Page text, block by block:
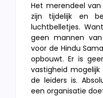
Het merendeel
zijn tijdelijk en
luchtbelletjes.
geen mannen
voor de Hindu
opbouwt. Er is
vastigheid
de leiders is.
een organisatie